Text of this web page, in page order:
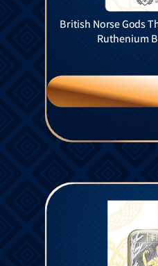
British Norse Gods
Ruthenium